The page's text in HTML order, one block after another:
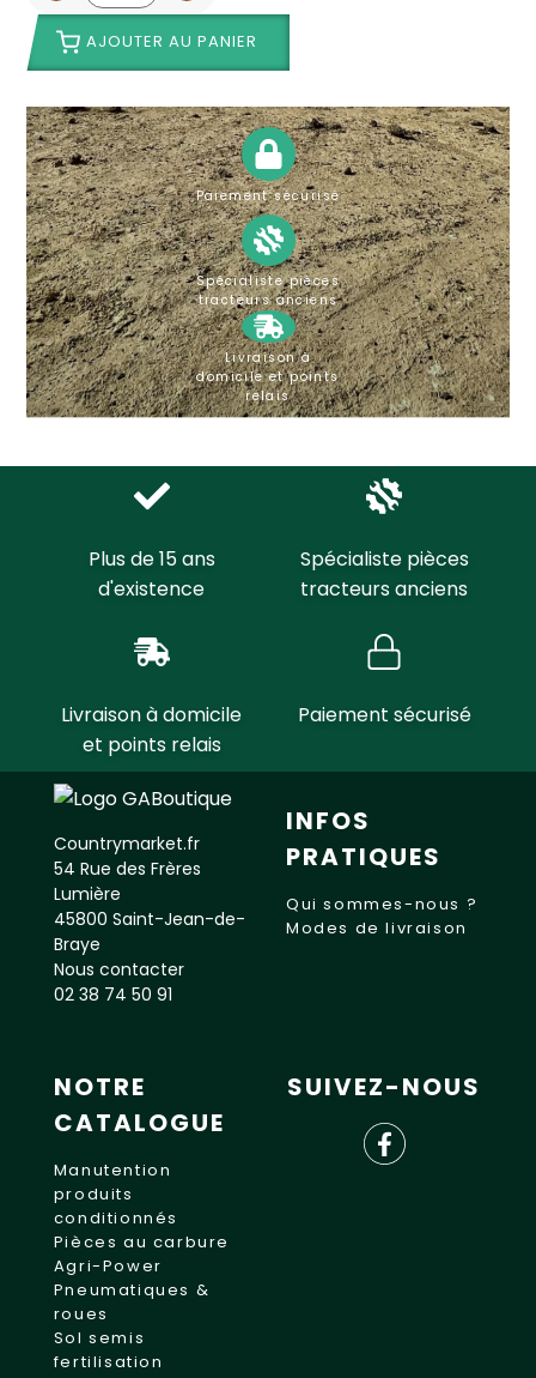
AJOUTER AU PANIER
Paiement sécurisé
Spécialiste pièces
tracteurs anciens
Livraison à
domicile et points
relais
Plus de 15 ans
d'existence
Spécialiste pièces
tracteurs anciens
Livraison à domicile
et points relais
Paiement sécurisé
Countrymarket.fr
54 Rue des Frères
Lumière
45800 Saint-Jean-de-
Braye
Nous contacter
02 38 74 50 91
INFOS
PRATIQUES
Qui sommes-nous ?
Modes de livraison
NOTRE
CATALOGUE
Manutention
produits
conditionnés
Pièces au carbure
Agri-Power
Pneumatiques &
roues
Sol semis
fertilisation
SUIVEZ-NOUS